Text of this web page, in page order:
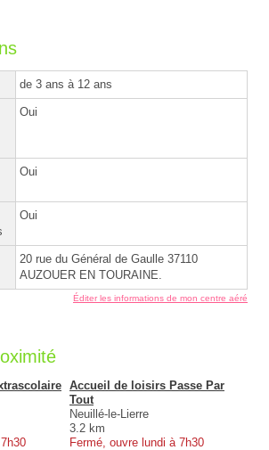
de 3 ans à 12 ans
Oui
Oui
Oui
20 rue du Général de Gaulle 37110
AUZOUER EN TOURAINE.
Éditer les informations de mon centre aéré
Accueil de loisirs Passe Par
Tout
Neuillé-le-Lierre
3.2 km
Fermé, ouvre lundi à 7h30